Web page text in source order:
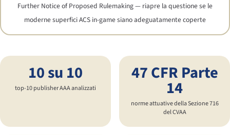
Further Notice of Proposed Rulemaking — riapre la questione se le
moderne superfici ACS in-game siano adeguatamente coperte
10 su 10
top-10 publisher AAA analizzati
47 CFR Parte
14
norme attuative della Sezione 716
del CVAA